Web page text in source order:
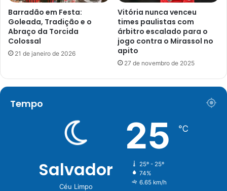
Barradão em Festa:
Goleada, Tradição e o
Abraço da Torcida
Colossal
21 de janeiro de 2026
Vitória nunca venceu
times paulistas com
árbitro escalado para o
jogo contra o Mirassol no
apito
27 de novembro de 2025
Tempo
Salvador
Céu Limpo
25 ℃
25º - 25º
74%
6.65 km/h